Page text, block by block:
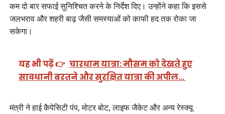
कम दो बार सफाई सुनिश्चित करने के निर्देश दिए। उन्होंने कहा कि इससे
जलभराव और शहरी बाढ़ जैसी समस्याओं को काफी हद तक रोका जा
सकेगा।
यह भी पढ़ें 👉 चारधाम यात्रा: मौसम को देखते हुए
सावधानी बरतने और सुरक्षित यात्रा की अपील…
मंत्री ने हाई कैपेसिटी पंप, मोटर बोट, लाइफ जैकेट और अन्य रेस्क्यू